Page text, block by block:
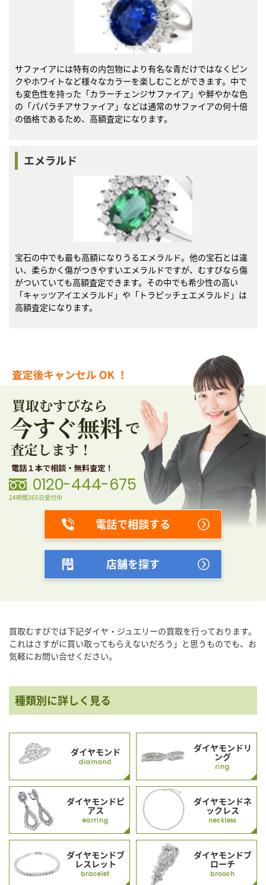
サファイアには特有の内包物により有名な青だけではなくピン
クやホワイトなど様々なカラーを楽しむことができます。中で
も変色性を持った「カラーチェンジサファイア」や鮮やかな色
の「パパラチアサファイア」などは通常のサファイアの何十倍
の価格であるため、高額査定になります。
エメラルド
宝石の中でも最も高額になりうるエメラルド。他の宝石とは違
い、柔らかく傷がつきやすいエメラルドですが、むすびなら傷
がついていても高額査定できます。その中でも希少性の高い
「キャッツアイエメラルド」や「トラピッチェエメラルド」は
高額査定になります。
0120-444-675
24時間365日受付中
電話で相談する
店舗を探す
買取むすびでは下記ダイヤ・ジュエリーの買取を行っております。
これはさすがに買い取ってもらえないだろう」と思うものでも、 お
気軽にお問い合せください。
種類別に詳しく見る
ダイヤモンド
diamond
ダイヤモンドリ
ング
ring
ダイヤモンドピ
アス
earring
ダイヤモンドネ
ックレス
neckless
ダイヤモンドブ
レスレット
bracelet
ダイヤモンドブ
ローチ
brooch